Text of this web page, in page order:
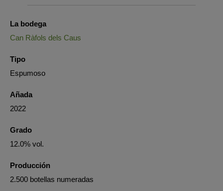
La bodega
Can Ràfols dels Caus
Tipo
Espumoso
Añada
2022
Grado
12.0% vol.
Producción
2.500 botellas numeradas